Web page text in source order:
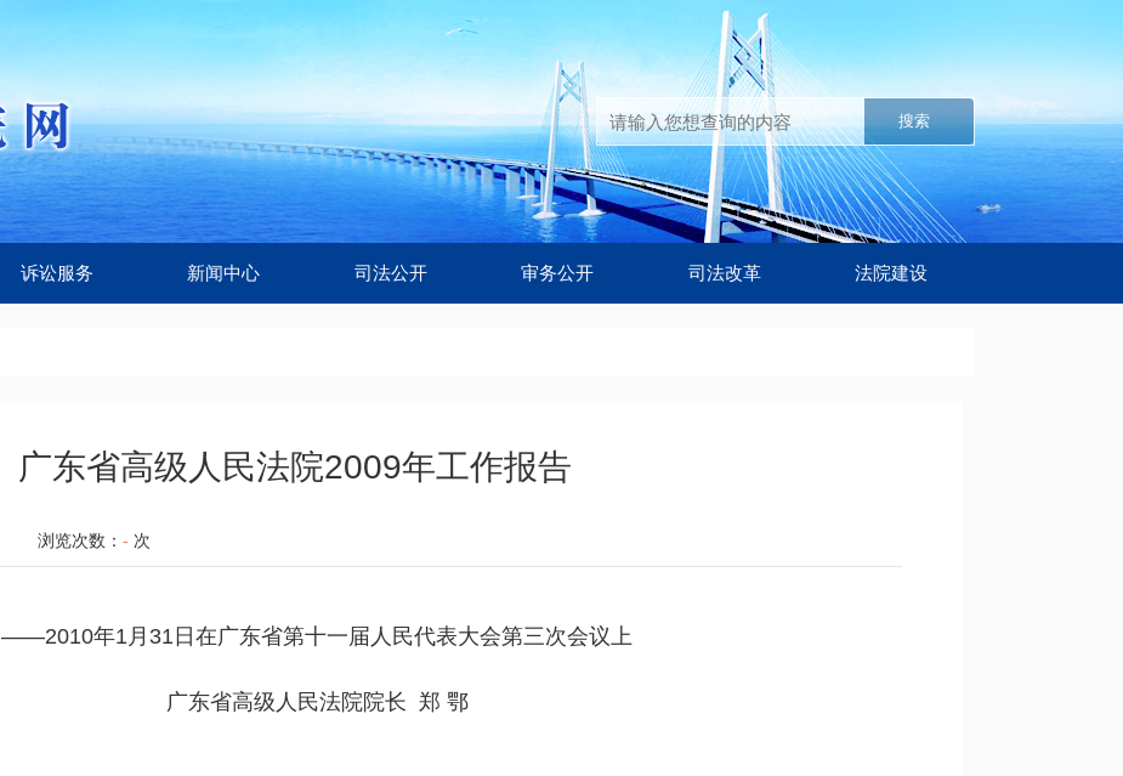
搜索
诉讼服务 新闻中心 司法公开 审务公开 司法改革 法院建设
广东省高级人民法院2009年工作报告
浏览次数： - 次
——2010年1月31日在广东省第十一届人民代表大会第三次会议上
广东省高级人民法院院长 郑 鄂